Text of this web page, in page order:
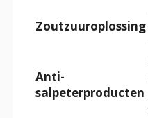
Zoutzuuroplossing
Anti-
salpeterproducten